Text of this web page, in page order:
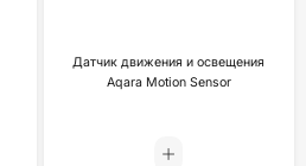
Датчик движения и освещения
Aqara Motion Sensor